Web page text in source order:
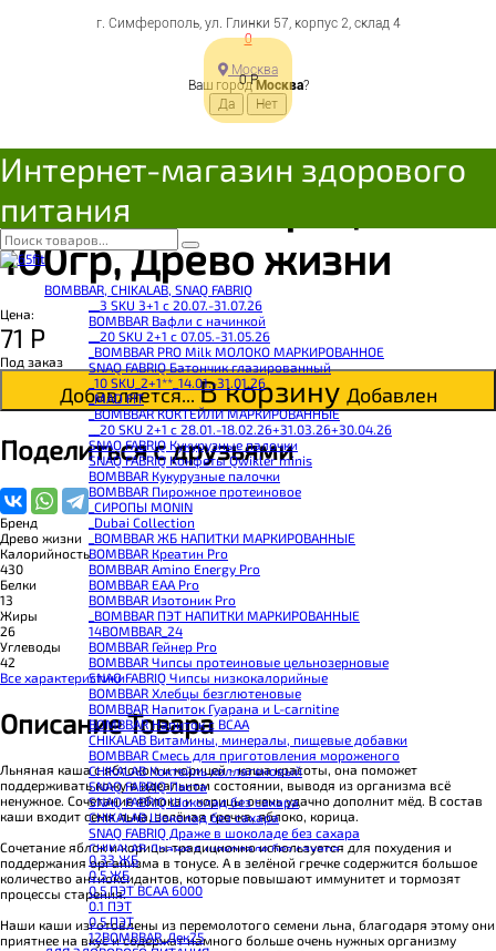
г. Симферополь, ул. Глинки 57, корпус 2, склад 4
0
0Р
Москва
Ваш городМосква?
Интернет-магазин здорового
питания
BOMBBAR, CHIKALAB, SNAQ FABRIQ
__3 SKU 3+1 с 20.07.-31.07.26
BOMBBAR Вафли с начинкой
__20 SKU 2+1 с 07.05.-31.05.26
_BOMBBAR PRO Milk МОЛОКО МАРКИРОВАННОЕ
SNAQ FABRIQ Батончик глазированный
_10 SKU_2+1**_14.01.-31.01.26
_MAD FIT
_BOMBBAR КОКТЕЙЛИ МАРКИРОВАННЫЕ
__20 SKU 2+1 с 28.01.-18.02.26+31.03.26+30.04.26
SNAQ FABRIQ Кукурузные палочки
SNAQ FABRIQ Конфеты Qwikler minis
BOMBBAR Кукурузные палочки
BOMBBAR Пирожное протеиновое
_CИРОПЫ MONIN
_Dubai Collection
_BOMBBAR ЖБ НАПИТКИ МАРКИРОВАННЫЕ
BOMBBAR Креатин Pro
BOMBBAR Amino Energy Pro
BOMBBAR EAA Pro
BOMBBAR Изотоник Pro
_BOMBBAR ПЭТ НАПИТКИ МАРКИРОВАННЫЕ
14BOMBBAR_24
BOMBBAR Гейнер Pro
BOMBBAR Чипсы протеиновые цельнозерновые
SNAQ FABRIQ Чипсы низкокалорийные
BOMBBAR Хлебцы безглютеновые
BOMBBAR Напиток Гуарана и L-carnitine
BOMBBAR Напиток с BCAA
CHIKALAB Витамины, минералы, пищевые добавки
BOMBBAR Смесь для приготовления мороженого
CHIKALAB Коктейль коллагеновый
SNAQ FABRIQ Паста
SNAQ FABRIQ Шоколад без сахара
CHIKALAB Шоколад без сахара
SNAQ FABRIQ Драже в шоколаде без сахара
CHIKALAB Драже в шоколаде без сахара
BOMBBAR Каша овсяная с белком
BOMBBAR Джем низкокалорийный
BOMBBAR Сахарозаменитель
BOMBBAR Паста
CHIKALAB Паста
CHIKALAB Смеси для выпечки
0.33 ЖБ
0.5 ЖБ
0.5 ПЭТ ВСАА 6000
0.1 ПЭТ
0.5 ПЭТ
12BOMBBAR_Дек25
Каша льняная с
яблоками и корицей
100гр, Древо жизни
Цена:
71 Р
Под заказ
Добавляется...В корзину Добавлен
Поделиться с друзьями
Бренд
Древо жизни
Калорийность
430
Белки
13
Жиры
26
Углеводы
42
Все характеристики
Описание Товара
Льняная каша с яблоком и корицей - каша красоты, она поможет
поддерживать кожу в идеальном состоянии, выводя из организма всё
ненужное. Сочетание яблока и корицы очень удачно дополнит мёд. В состав
каши входит семя льна, зелёная гречка, яблоко, корица.
Сочетание яблок и корицы традиционно используется для похудения и
поддержания организма в тонусе. А в зелёной гречке содержится большое
количество антиоксидантов, которые повышают иммунитет и тормозят
процессы старения.
Наши каши изготовлены из перемолотого семени льна, благодаря этому они
приятнее на вкус и содержат намного больше очень нужных организму